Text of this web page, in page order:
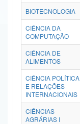
Advocacia-Geral da União
Banco Central do Brasil
BIOTECNOLOGIA
CIÊNCIA DA
COMPUTAÇÃO
CIÊNCIA DE
ALIMENTOS
CIÊNCIA POLÍTICA
E RELAÇÕES
INTERNACIONAIS
CIÊNCIAS
AGRÁRIAS I